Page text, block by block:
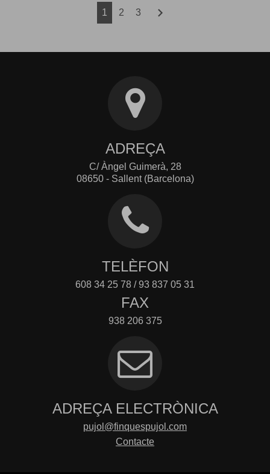
1 2 3 chevron_right
ADREÇA
C/ Àngel Guimerà, 28
08650 - Sallent (Barcelona)
TELÈFON
608 34 25 78 / 93 837 05 31
FAX
938 206 375
ADREÇA ELECTRÒNICA
pujol@finquespujol.com
Contacte